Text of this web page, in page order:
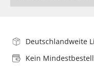
Deutschlandweite
Kein